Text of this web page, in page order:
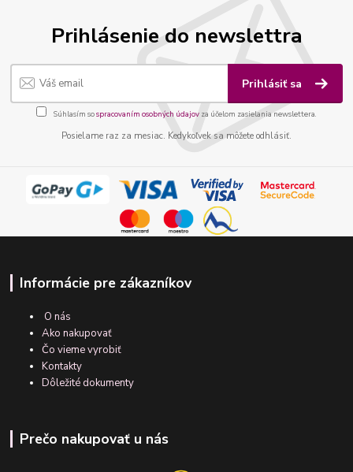
Prihlásenie do newslettra
Prihlásiť sa
Súhlasím sospracovaním osobných údajov za účelom zasielania newslettera.
Posielame raz za mesiac. Kedykoľvek sa môžete odhlásiť.
Informácie pre zákazníkov
O nás
Ako nakupovať
Čo vieme vyrobiť
Kontakty
Dôležité dokumenty
Prečo nakupovať u nás